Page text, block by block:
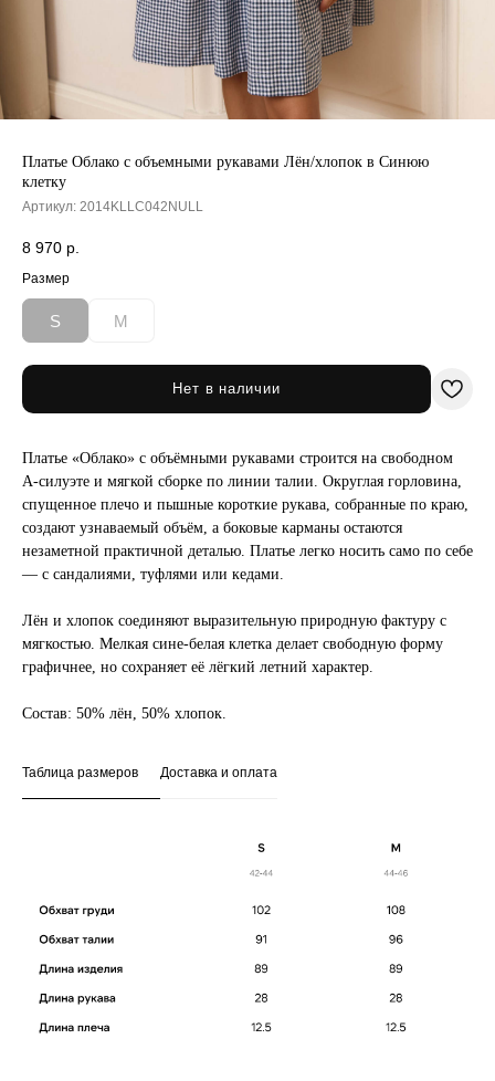
Платье Облако с объемными рукавами Лён/хлопок в Синюю
клетку
Артикул: 2014KLLC042NULL
8 970 р.
Размер
S M
Нет в наличии
Платье «Облако» с объёмными рукавами строится на свободном
А-силуэте и мягкой сборке по линии талии. Округлая горловина,
спущенное плечо и пышные короткие рукава, собранные по краю,
создают узнаваемый объём, а боковые карманы остаются
незаметной практичной деталью. Платье легко носить само по себе
— с сандалиями, туфлями или кедами.
Лён и хлопок соединяют выразительную природную фактуру с
мягкостью. Мелкая сине-белая клетка делает свободную форму
графичнее, но сохраняет её лёгкий летний характер.
Состав: 50% лён, 50% хлопок.
Таблица размеров Доставка и оплата